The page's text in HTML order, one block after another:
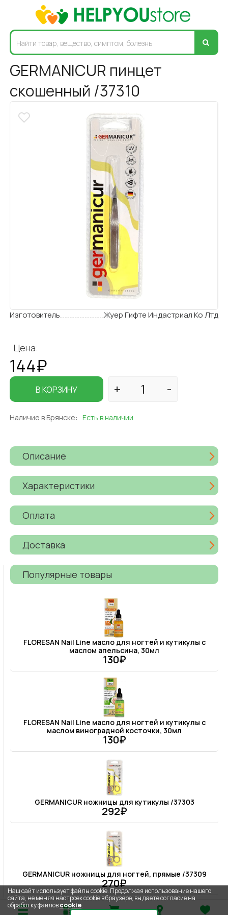
GERMANICUR пинцет
скошенный /37310
Изготовитель Жуер Гифте Индастриал Ко Лтд
Цена:
144₽
В КОРЗИНУ
Наличие в Брянске: Есть в наличии
Описание
Характеристики
Оплата
Доставка
Популярные товары
FLORESAN Nail Line масло для ногтей и кутикулы с
маслом апельсина, 30мл
130₽
FLORESAN Nail Line масло для ногтей и кутикулы с
маслом виноградной косточки, 30мл
130₽
GERMANICUR ножницы для кутикулы /37303
292₽
GERMANICUR ножницы для ногтей, прямые /37309
270₽
Наш сайт использует файлы cookie. Продолжая использование нашего
сайта, не меняя настроек cookie в браузере, вы даете согласие на
обработку файловcookie.